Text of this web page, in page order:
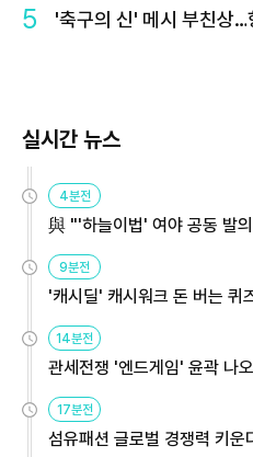
5 '축구의 신' 메시 부친상
실시간 뉴스
4분전
與 "'하늘이법' 여야 공동 발
9분전
'캐시딜' 캐시워크 돈 버는 퀴
14분전
관세전쟁 '엔드게임' 윤곽 나
용해야
17분전
섬유패션 글로벌 경쟁력 키